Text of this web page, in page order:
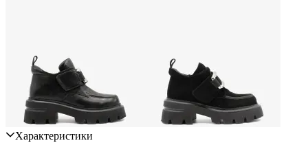
Характеристики